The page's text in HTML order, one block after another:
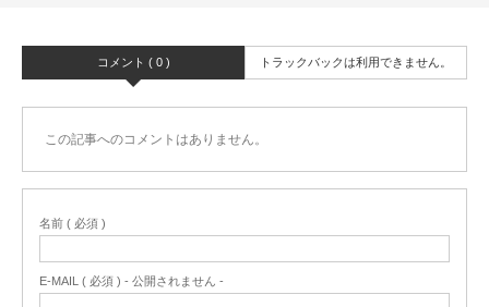
コメント ( 0 ) トラックバックは利用できません。
この記事へのコメントはありません。
名前 ( 必須 )
E-MAIL ( 必須 ) - 公開されません -